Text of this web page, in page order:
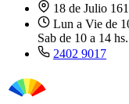
18 de Julio
Lun a Vie de
Sab de 10 a 14 hs.
2402 9017